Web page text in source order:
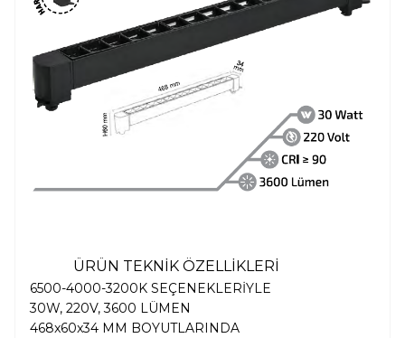
ÜRÜN TEKNİK ÖZELLİKLERİ
6500-4000-3200K SEÇENEKLERİYLE
30W, 220V, 3600 LÜMEN
468x60x34 MM BOYUTLARINDA